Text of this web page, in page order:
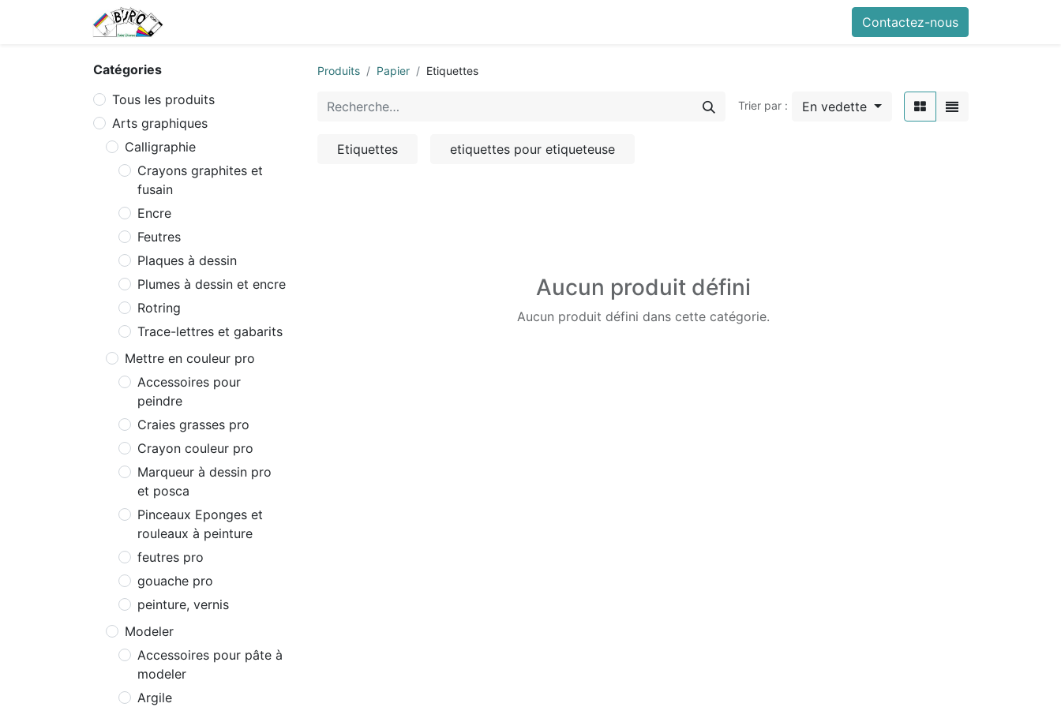
Contactez-nous
Catégories
Tous les produits
Arts graphiques
Calligraphie
Crayons graphites et
fusain
Encre
Feutres
Plaques à dessin
Plumes à dessin et encre
Rotring
Trace-lettres et gabarits
Mettre en couleur pro
Accessoires pour
peindre
Craies grasses pro
Crayon couleur pro
Marqueur à dessin pro
et posca
Pinceaux Eponges et
rouleaux à peinture
feutres pro
gouache pro
peinture, vernis
Modeler
Accessoires pour pâte à
modeler
Argile
Produits Papier Etiquettes
Trier par : En vedette
Etiquettes etiquettes pour etiqueteuse
Aucun produit défini
Aucun produit défini dans cette catégorie.